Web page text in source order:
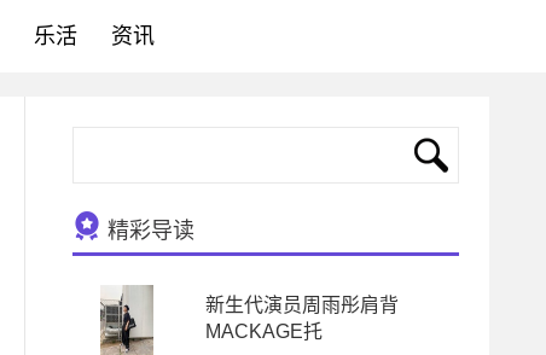
乐活 资讯
精彩导读
新生代演员周雨彤肩背
MACKAGE托